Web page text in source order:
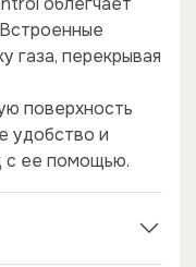
газа, перекрывая
поверхность
удобство и
с ее помощью.